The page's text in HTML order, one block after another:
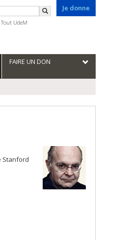
Je donne
Rechercher
UdeM
FAIRE UN DON
Stanford